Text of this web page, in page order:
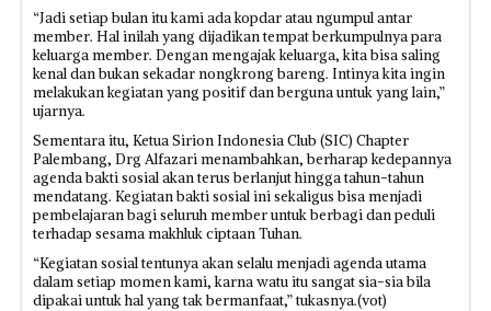
“Jadi setiap bulan itu kami ada kopdar atau ngumpul antar
member. Hal inilah yang dijadikan tempat berkumpulnya para
keluarga member. Dengan mengajak keluarga, kita bisa saling
kenal dan bukan sekadar nongkrong bareng. Intinya kita ingin
melakukan kegiatan yang positif dan berguna untuk yang lain,”
ujarnya.
Sementara itu, Ketua Sirion Indonesia Club (SIC) Chapter
Palembang, Drg Alfazari menambahkan, berharap kedepannya
agenda bakti sosial akan terus berlanjut hingga tahun-tahun
mendatang. Kegiatan bakti sosial ini sekaligus bisa menjadi
pembelajaran bagi seluruh member untuk berbagi dan peduli
terhadap sesama makhluk ciptaan Tuhan.
“Kegiatan sosial tentunya akan selalu menjadi agenda utama
dalam setiap momen kami, karna watu itu sangat sia-sia bila
dipakai untuk hal yang tak bermanfaat,” tukasnya.(vot)